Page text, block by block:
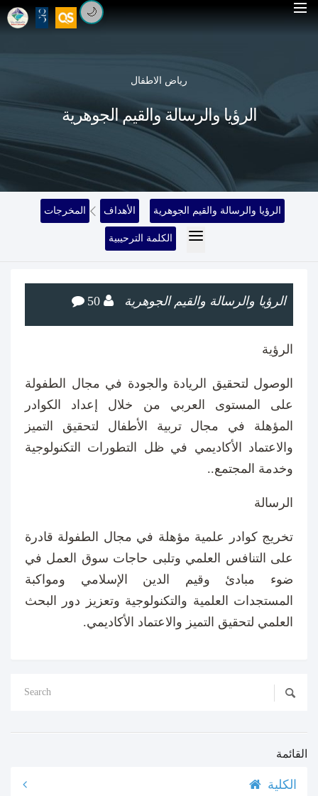
🌙
رياض الاطفال
الرؤيا والرسالة والقيم الجوهرية
المخرجات الأهداف الرؤيا والرسالة والقيم الجوهرية
الكلمة الترحيبية
الرؤيا والرسالة والقيم الجوهرية 50
الرؤية
الوصول لتحقيق الريادة والجودة في مجال الطفولة
على المستوى العربي من خلال إعداد الكوادر
المؤهلة في مجال تربية الأطفال لتحقيق التميز
والاعتماد الأكاديمي في ظل التطورات التكنولوجية
وخدمة المجتمع..
الرسالة
تخريج كوادر علمية مؤهلة في مجال الطفولة قادرة
على التنافس العلمي وتلبى حاجات سوق العمل في
ضوء مبادئ وقيم الدين الإسلامي ومواكبة
المستجدات العلمية والتكنولوجية وتعزيز دور البحث
العلمي لتحقيق التميز والاعتماد الأكاديمي.
القائمة
الكلية